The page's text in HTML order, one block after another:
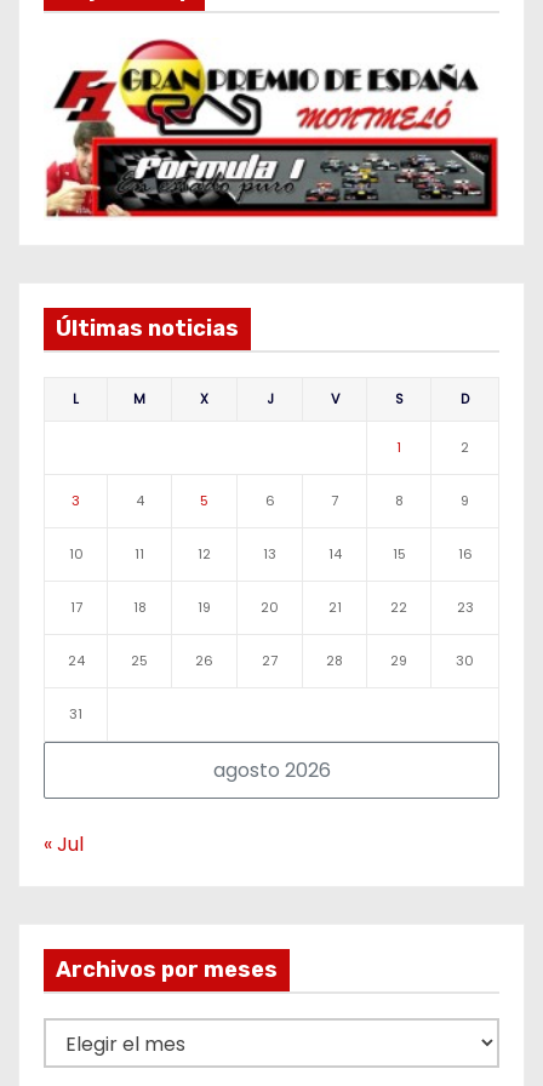
Últimas noticias
agosto 2026
L M X J V S D
1 2
3 4 5 6 7 8 9
10 11 12 13 14 15 16
17 18 19 20 21 22 23
24 25 26 27 28 29 30
31
« Jul
Archivos por meses
r